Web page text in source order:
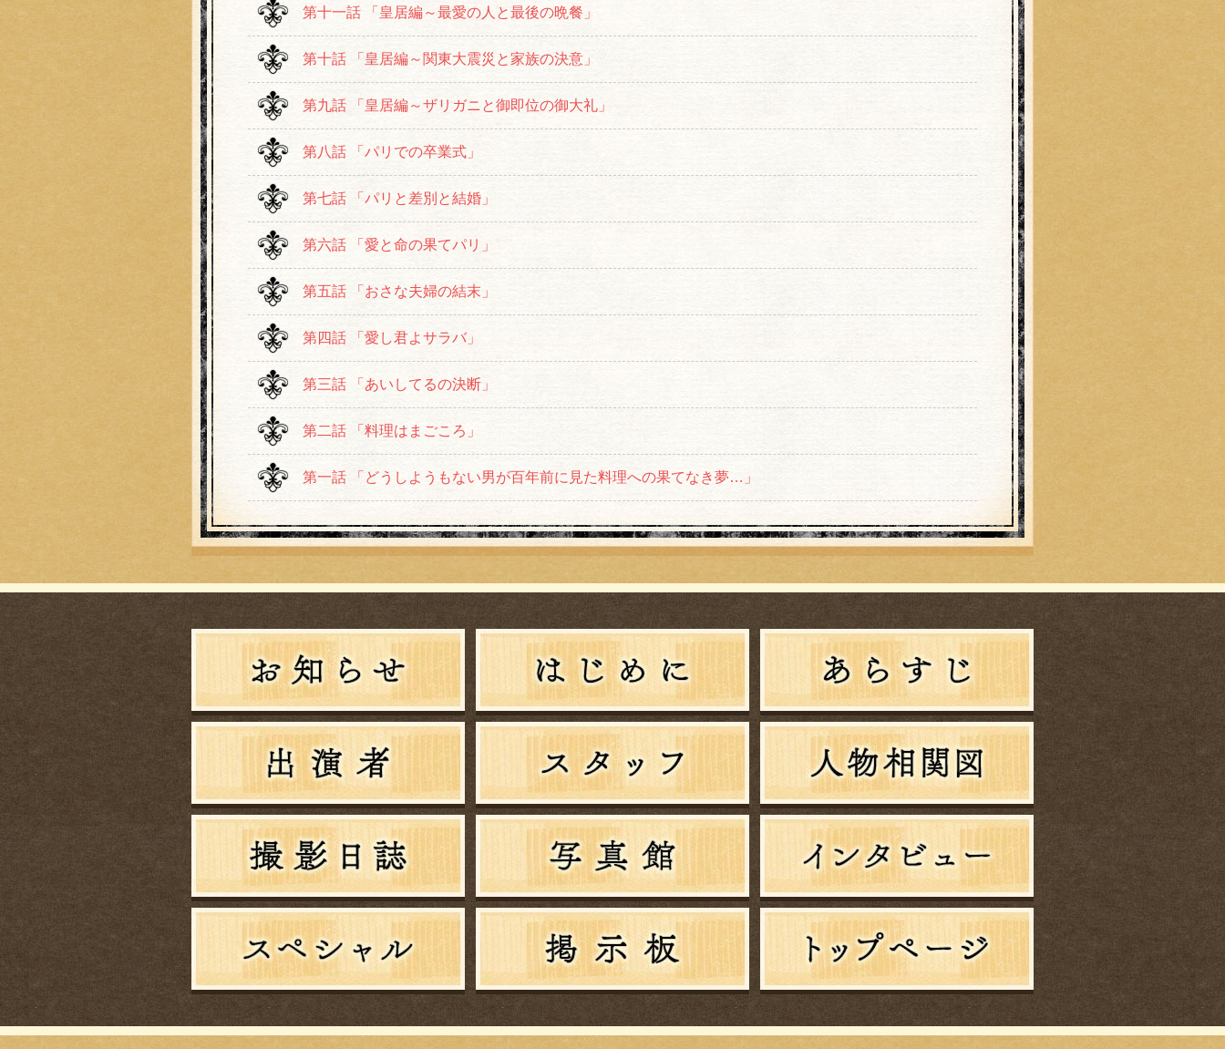
第十一話 「皇居編～最愛の人と最後の晩餐」
第十話 「皇居編～関東大震災と家族の決意」
第九話 「皇居編～ザリガニと御即位の御大礼」
第八話 「パリでの卒業式」
第七話 「パリと差別と結婚」
第六話 「愛と命の果てパリ」
第五話 「おさな夫婦の結末」
第四話 「愛し君よサラバ」
第三話 「あいしてるの決断」
第二話 「料理はまごころ」
第一話 「どうしようもない男が百年前に見た料理への果てなき夢…」